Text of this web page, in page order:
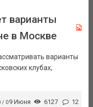
варианты
в Москве
варианты
клубах,
/ 09 Июня 6127 12